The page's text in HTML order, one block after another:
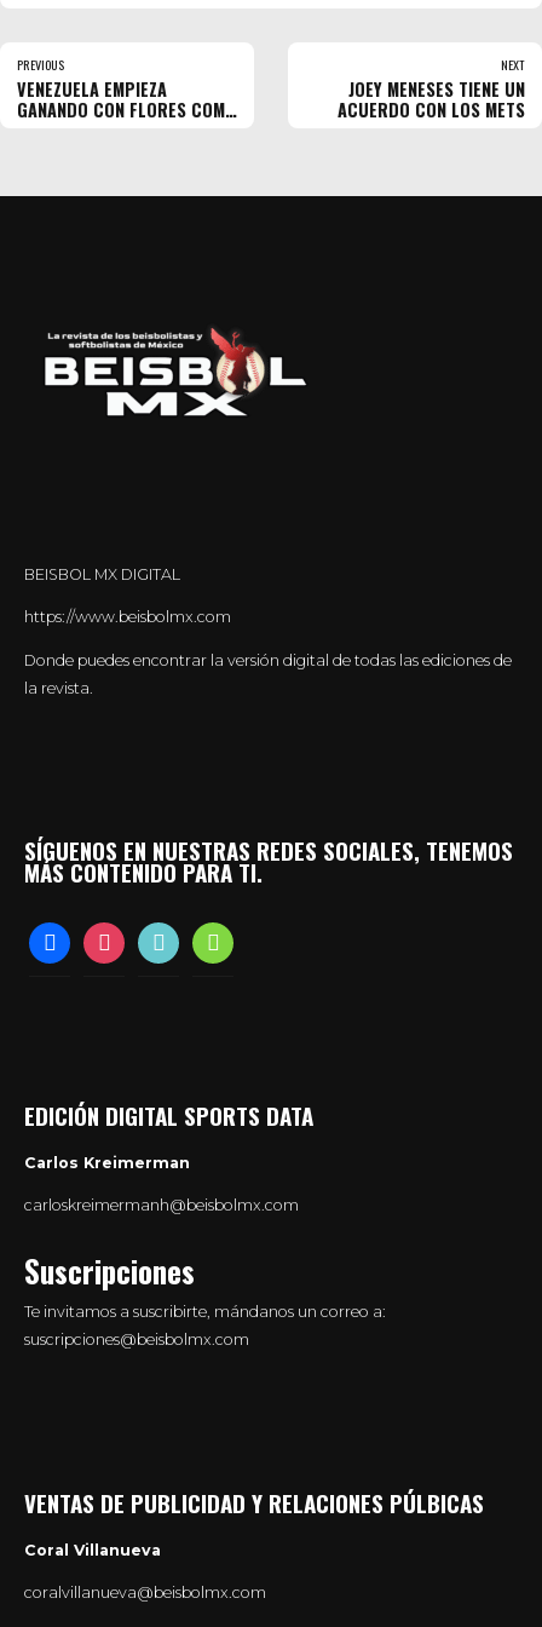
PREVIOUS
VENEZUELA EMPIEZA
GANANDO CON FLORES COMO
NEXT
JOEY MENESES TIENE UN
ACUERDO CON LOS METS
BEISBOL MX DIGITAL
https://www.beisbolmx.com
Donde puedes encontrar la versión digital de todas las ediciones de
la revista.
SÍGUENOS EN NUESTRAS REDES SOCIALES, TENEMOS
MÁS CONTENIDO PARA TI.
facebookinstagramtiktok whatsapp
EDICIÓN DIGITAL SPORTS DATA
Carlos Kreimerman
carloskreimermanh@beisbolmx.com
Suscripciones
Te invitamos a suscribirte, mándanos un correo a:
suscripciones@beisbolmx.com
VENTAS DE PUBLICIDAD Y RELACIONES PÚLBICAS
Coral Villanueva
coralvillanueva@beisbolmx.com